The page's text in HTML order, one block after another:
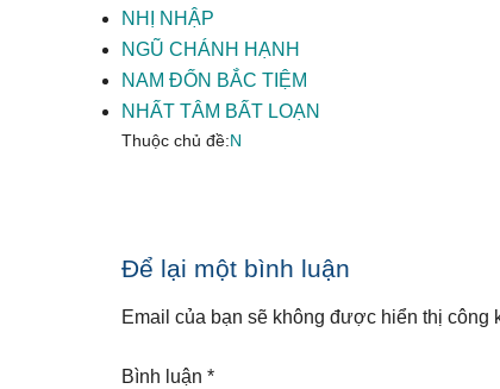
NHỊ NHẬP
NGŨ CHÁNH HẠNH
NAM ĐỐN BẮC TIỆM
NHẤT TÂM BẤT LOẠN
Thuộc chủ đề:N
Reader
Interactions
Để lại một bình luận
Email của bạn sẽ không được hiển thị công
Bình luận *